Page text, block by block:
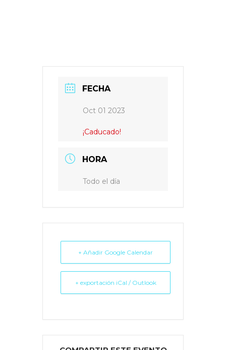
FECHA
Oct 01 2023
¡Caducado!
HORA
Todo el día
+ Añadir Google Calendar
+ exportación iCal / Outlook